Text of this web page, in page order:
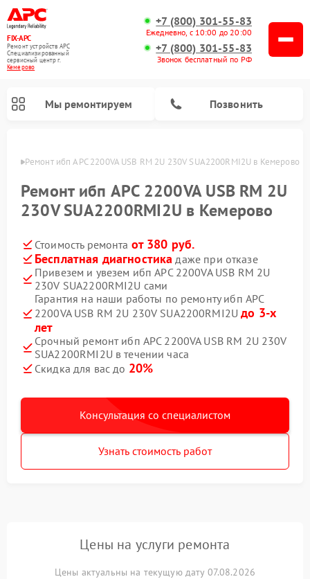
FIX-APC
Ремонт устройств APC
Специализированный
cервисный центр г.
Кемерово
+7 (800) 301-55-83
Ежедневно, с 10:00 до 20:00
+7 (800) 301-55-83
Звонок бесплатный по РФ
Мы ремонтируем Позвонить
Ремонт ибп APC 2200VA USB RM 2U 230V SUA2200RMI2U в Кемерово
Ремонт ибп APC 2200VA USB RM 2U
230V SUA2200RMI2U в Кемерово
Стоимость ремонта от 380 руб.
Бесплатная диагностика даже при отказе
Привезем и увезем ибп APC 2200VA USB RM 2U
230V SUA2200RMI2U сами
Гарантия на наши работы по ремонту ибп APC
2200VA USB RM 2U 230V SUA2200RMI2Uдо 3-х
лет
Срочный ремонт ибп APC 2200VA USB RM 2U 230V
SUA2200RMI2U в течении часа
Скидка для вас до 20%
Консультация со специалистом
Узнать стоимость работ
Цены на услуги ремонта
Цены актуальны на текущую дату 07.08.2026